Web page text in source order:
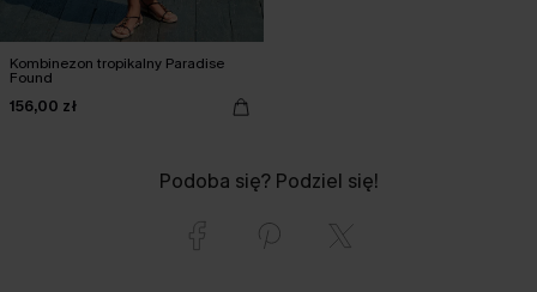
Kombinezon tropikalny Paradise
Found
156,00 zł
Podoba się? Podziel się!